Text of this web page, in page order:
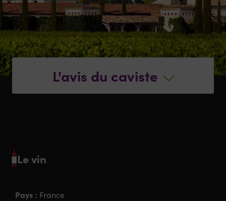
L'avis du caviste
Le vin
Pays : France